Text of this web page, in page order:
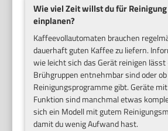
Wie viel Zeit willst du für
einplanen?
Kaffeevollautomaten brauchen
dauerhaft guten Kaffee zu liefern.
wie leicht sich das Gerät reinigen
Brühgruppen entnehmbar sind oder
Reinigungsprogramme gibt. Geräte
Funktion sind manchmal etwas
sich ein Modell mit gutem
damit du wenig Aufwand hast.